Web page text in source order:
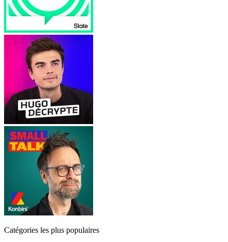
Catégories les plus populaires